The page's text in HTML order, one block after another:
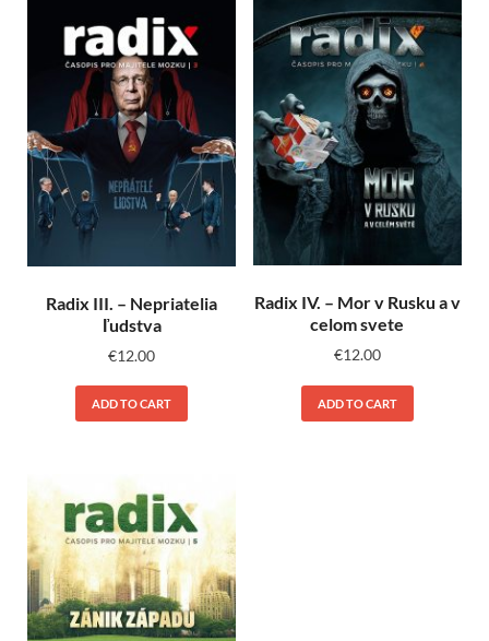
Radix III. – Nepriatelia
ľudstva
€12.00
ADD TO CART
Radix IV. – Mor v Rusku a v
celom svete
€12.00
ADD TO CART